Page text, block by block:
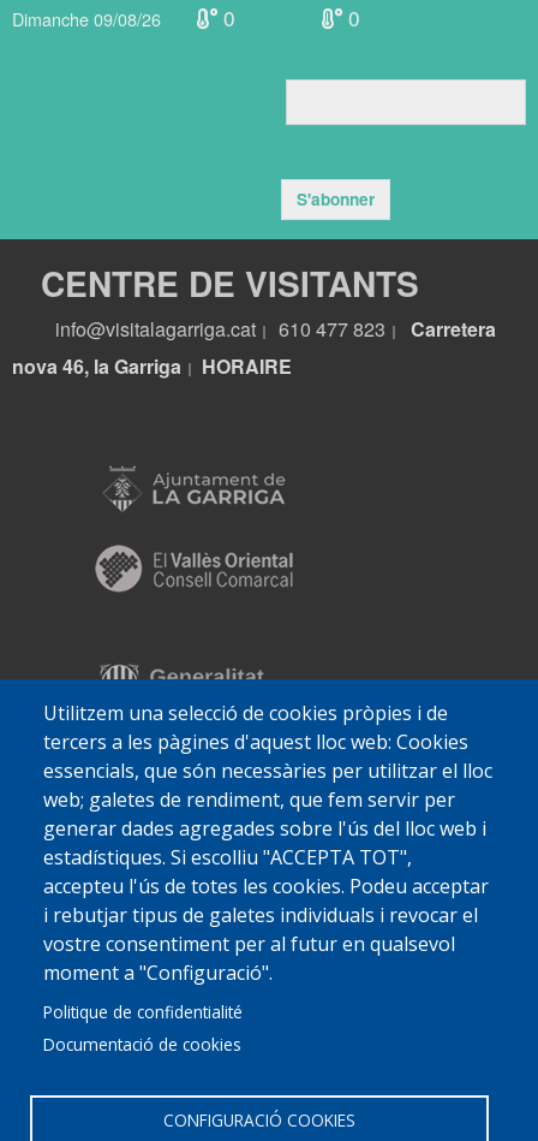
Utilitzem una selecció de cookies pròpies i de
tercers a les pàgines d'aquest lloc web: Cookies
essencials, que són necessàries per utilitzar el lloc
web; galetes de rendiment, que fem servir per
generar dades agregades sobre l'ús del lloc web i
estadístiques. Si escolliu "ACCEPTA TOT",
accepteu l'ús de totes les cookies. Podeu acceptar
i rebutjar tipus de galetes individuals i revocar el
vostre consentiment per al futur en qualsevol
moment a "Configuració".
Politique de confidentialité
Documentació de cookies
CONFIGURACIÓ COOKIES
Dimanche 09/08/26 0 0
S'abonner
CENTRE DE VISITANTS
info@visitalagarriga.cat 610 477 823
Carretera
nova 46, la Garriga
HORAIRE